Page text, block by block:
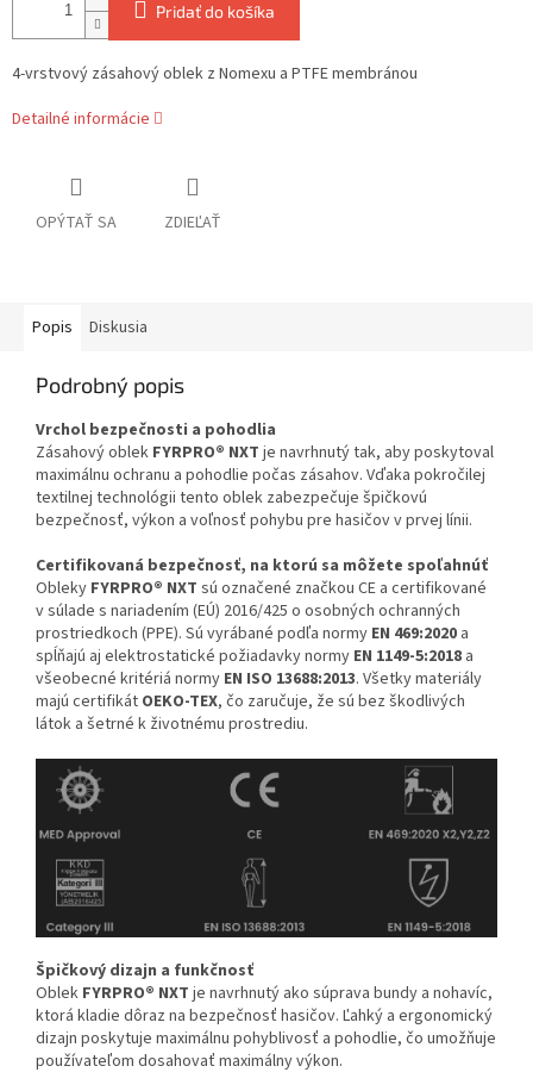
Pridať do košíka
4-vrstvový zásahový oblek z Nomexu a PTFE membránou
Detailné informácie
OPÝTAŤ SA ZDIEĽAŤ
Popis Diskusia
Podrobný popis
Vrchol bezpečnosti a pohodlia
Zásahový oblek FYRPRO® NXT je navrhnutý tak, aby poskytoval
maximálnu ochranu a pohodlie počas zásahov. Vďaka pokročilej
textilnej technológii tento oblek zabezpečuje špičkovú
bezpečnosť, výkon a voľnosť pohybu pre hasičov v prvej línii.
Certifikovaná bezpečnosť, na ktorú sa môžete spoľahnúť
Obleky FYRPRO® NXT sú označené značkou CE a certifikované
v súlade s nariadením (EÚ) 2016/425 o osobných ochranných
prostriedkoch (PPE). Sú vyrábané podľa normy EN 469:2020 a
spĺňajú aj elektrostatické požiadavky normy EN 1149-5:2018 a
všeobecné kritériá normy EN ISO 13688:2013. Všetky materiály
majú certifikát OEKO-TEX, čo zaručuje, že sú bez škodlivých
látok a šetrné k životnému prostrediu.
Špičkový dizajn a funkčnosť
Oblek FYRPRO® NXT je navrhnutý ako súprava bundy a nohavíc,
ktorá kladie dôraz na bezpečnosť hasičov. Ľahký a ergonomický
dizajn poskytuje maximálnu pohyblivosť a pohodlie, čo umožňuje
používateľom dosahovať maximálny výkon.